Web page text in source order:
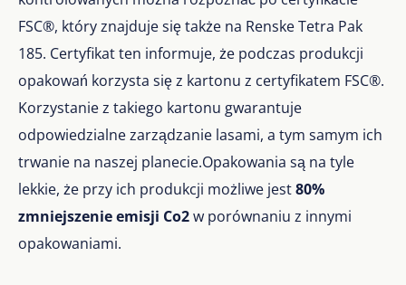
FSC®, który znajduje się także na Renske Tetra Pak
185. Certyfikat ten informuje, że podczas produkcji
opakowań korzysta się z kartonu z certyfikatem FSC®.
Korzystanie z takiego kartonu gwarantuje
odpowiedzialne zarządzanie lasami, a tym samym ich
trwanie na naszej planecie.Opakowania są na tyle
lekkie, że przy ich produkcji możliwe jest80%
zmniejszenie emisji Co2w porównaniu z innymi
opakowaniami.